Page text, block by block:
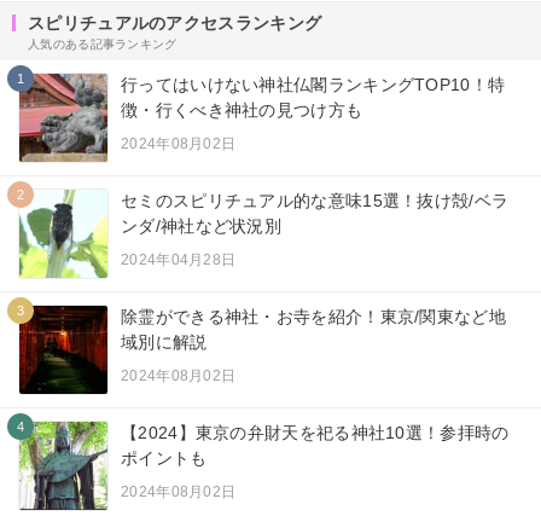
スピリチュアルのアクセスランキング
人気のある記事ランキング
1
行ってはいけない神社仏閣ランキングTOP10！特
徴・行くべき神社の見つけ方も
2024年08月02日
2
セミのスピリチュアル的な意味15選！抜け殻/ベラ
ンダ/神社など状況別
2024年04月28日
3
除霊ができる神社・お寺を紹介！東京/関東など地
域別に解説
2024年08月02日
4
【2024】東京の弁財天を祀る神社10選！参拝時の
ポイントも
2024年08月02日